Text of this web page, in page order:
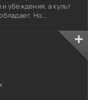
убеждения, а культ
Но
феноменов психики,
после очередного
то
дочерью Аней